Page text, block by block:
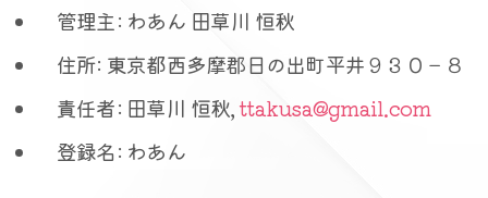
管理主: わあん 田草川 恒秋
住所: 東京都西多摩郡日の出町平井９３０－８
責任者: 田草川 恒秋,ttakusa@gmail.com
登録名: わあん